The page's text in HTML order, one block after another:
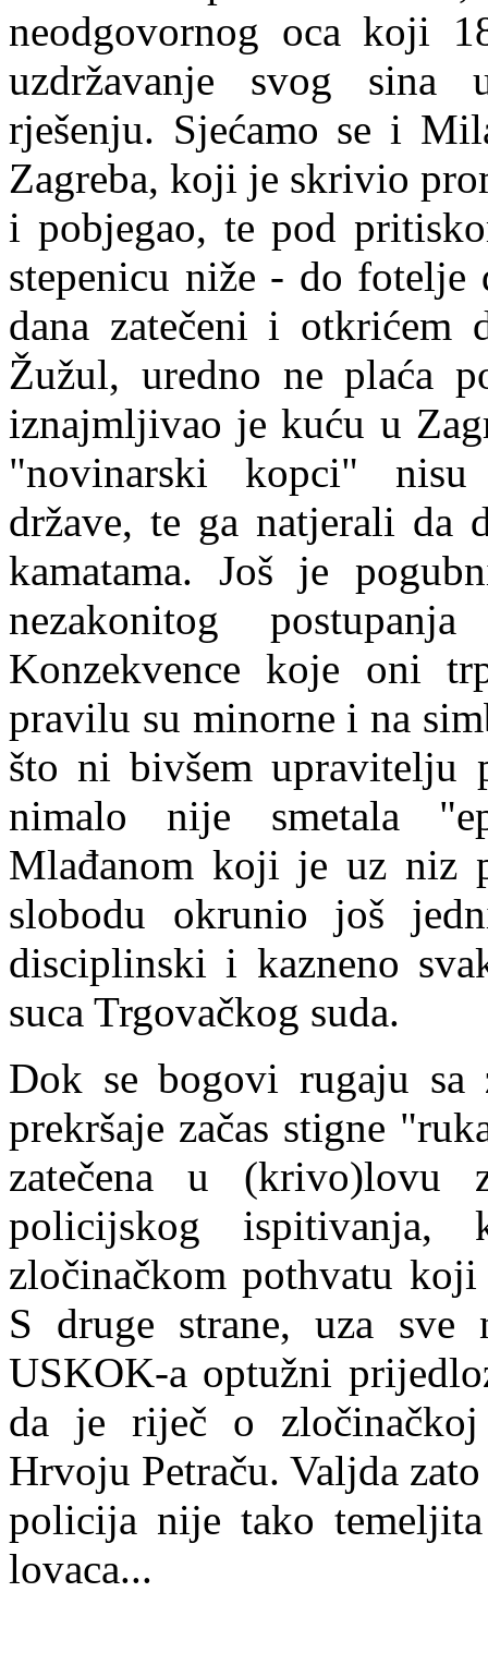
neodgovornog oca koji
uzdržavanje svog sina
rješenju. Sjećamo se i
Zagreba, koji je skrivio
i pobjegao, te pod
stepenicu niže - do fotelje
dana zatečeni i otkrićem
Žužul, uredno ne plaća
iznajmljivao je kuću u
"novinarski kopci"
države, te ga natjerali da
kamatama. Još je
nezakonitog
Konzekvence koje oni
pravilu su minorne i na
što ni bivšem upravitelju
nimalo nije smetala
Mlađanom koji je uz niz
slobodu okrunio još
disciplinski i kazneno
suca Trgovačkog suda.
Dok se bogovi rugaju
prekršaje začas stigne
zatečena u (krivo)lovu
policijskog
zločinačkom pothvatu
S druge strane, uza sve
USKOK-a optužni
da je riječ o
Hrvoju Petraču. Valjda
policija nije tako
lovaca...